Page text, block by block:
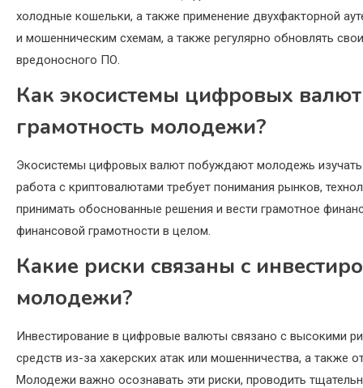
холодные кошельки, а также применение двухфакторной
и мошенническим схемам, а также регулярно обновлять
вредоносного ПО.
Как экосистемы цифровых
грамотность молодежи?
Экосистемы цифровых валют побуждают молодежь
работа с криптовалютами требует понимания рынков,
принимать обоснованные решения и вести грамотное
финансовой грамотности в целом.
Какие риски связаны с
молодежи?
Инвестирование в цифровые валюты связано с высокими
средств из-за хакерских атак или мошенничества, а также
Молодежи важно осознавать эти риски, проводить